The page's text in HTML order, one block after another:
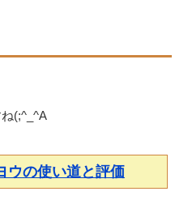
(;^_^A
ウの使い道と評価